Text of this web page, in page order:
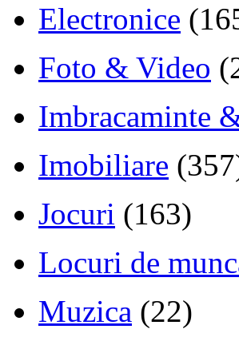
Electronice
Foto & Video
Imbracaminte
Imobiliare
Jocuri (163)
Locuri de
Muzica (22)